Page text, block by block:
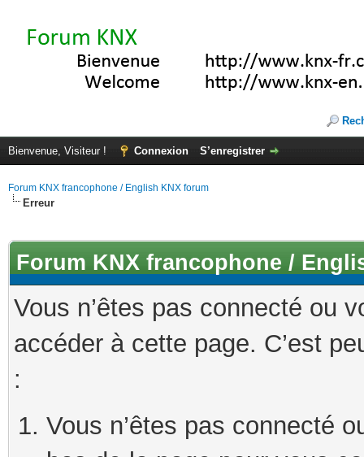
Bienvenue, Visiteur ! Connexion S’enregistrer
Forum KNX francophone / English KNX forum
Erreur
Forum KNX francophone /
Vous n’êtes pas connecté ou
accéder à cette page. C’est
:
Vous n’êtes pas connecté